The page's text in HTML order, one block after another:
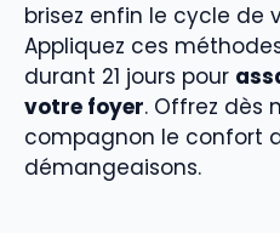
brisez enfin le cycle de
Appliquez ces
durant 21 jours pour
votre foyer. Offrez dès
compagnon le confort
démangeaisons.